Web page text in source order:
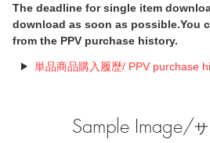
The deadline for single item
download as soon as possible.You
from the PPV purchase history.
単品商品購入履歴/ PPV purchase
Sample Image/